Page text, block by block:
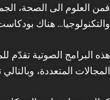
فمن العلوم الى الصحة،
والتكنولوجيا… هناك
هذه البرامج الصوتية تقدّم
المجالات المتعددة،